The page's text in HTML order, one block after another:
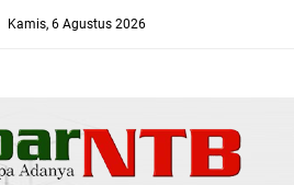
Kamis, 6 Agustus 2026